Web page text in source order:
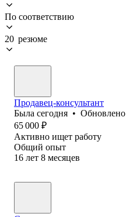
По соответствию
20 резюме
Продавец-консультант
Была сегодня • Обновлено
65 000 ₽
Активно ищет работу
Общий опыт
16 лет 8 месяцев